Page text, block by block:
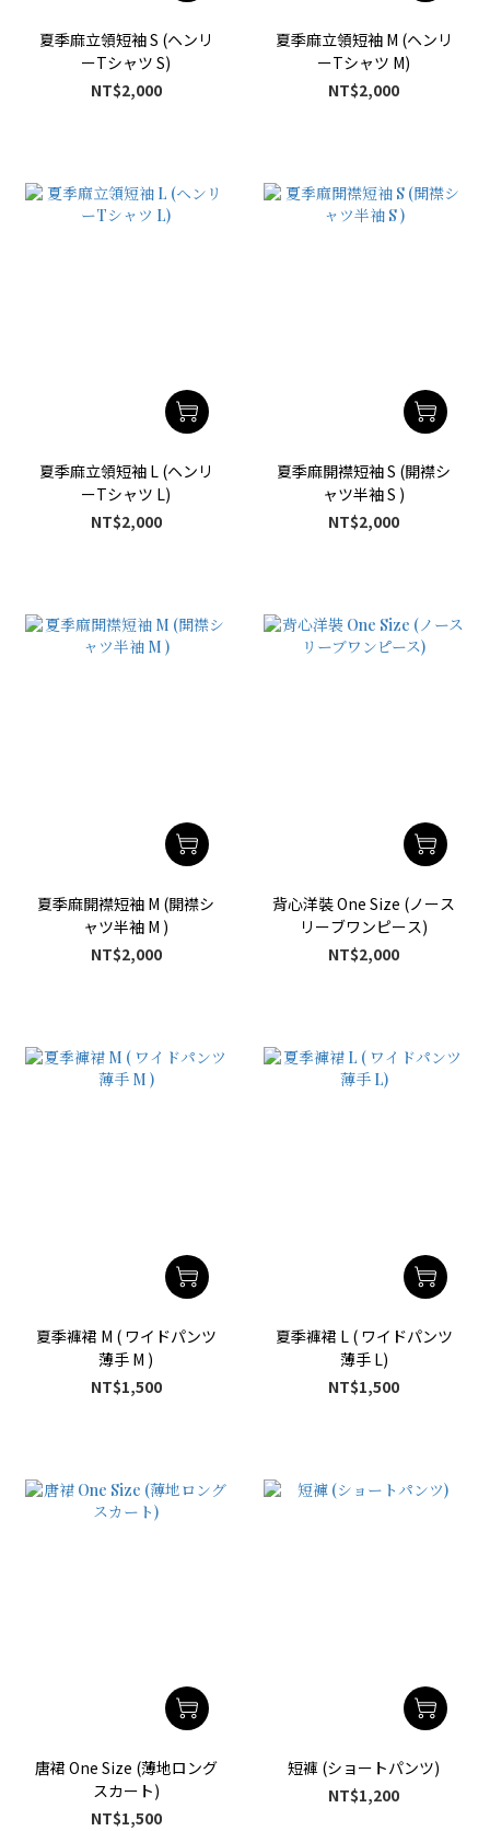
夏季麻立領短袖 S (ヘンリ
ーTシャツ S)
NT$2,000
夏季麻立領短袖 M (ヘンリ
ーTシャツ M)
NT$2,000
夏季麻立領短袖 L (ヘンリ
ーTシャツ L)
NT$2,000
夏季麻開襟短袖 S (開襟シ
ャツ半袖 S )
NT$2,000
夏季麻開襟短袖 M (開襟シ
ャツ半袖 M )
NT$2,000
背心洋裝 One Size (ノース
リーブワンピース)
NT$2,000
夏季褲裙 M ( ワイドパンツ
薄手 M )
NT$1,500
夏季褲裙 L ( ワイドパンツ
薄手 L)
NT$1,500
唐裙 One Size (薄地ロング
スカート)
NT$1,500
短褲 (ショートパンツ)
NT$1,200